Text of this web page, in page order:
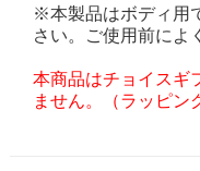
※本製品はボディ用
さい。ご使用前によ
本商品はチョイスギ
ません。（ラッピン